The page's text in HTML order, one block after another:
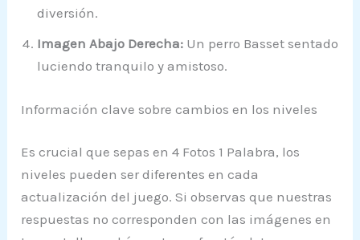
diversión.
Imagen Abajo Derecha: Un perro Basset sentado
luciendo tranquilo y amistoso.
Información clave sobre cambios en los niveles
Es crucial que sepas en 4 Fotos 1 Palabra, los
niveles pueden ser diferentes en cada
actualización del juego. Si observas que nuestras
respuestas no corresponden con las imágenes en